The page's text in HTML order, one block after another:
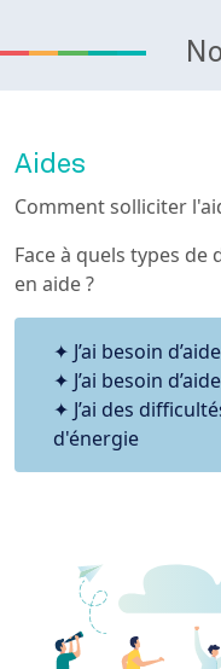
Aides
Comment solliciter
Face à quels types de
en aide ?
J’ai besoin
J’ai besoin
J’ai des
d'énergie